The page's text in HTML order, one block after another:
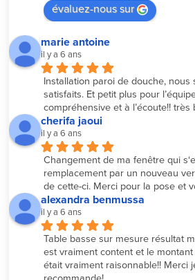
évaluez-nous sur
marie antoine
il y a 6 ans
Installation paroi de douche, nous
satisfaits. Et petit plus pour
compréhensive et à l’écoute!! très
cherifa jaoui
il y a 6 ans
Changement de ma fenêtre qui
remplacement par un nouveau
de cette-ci. Merci pour la pose et
alexandra benmussa
il y a 6 ans
Table basse sur mesure résultat
est vraiment content et le
était vraiment raisonnable!! Merci